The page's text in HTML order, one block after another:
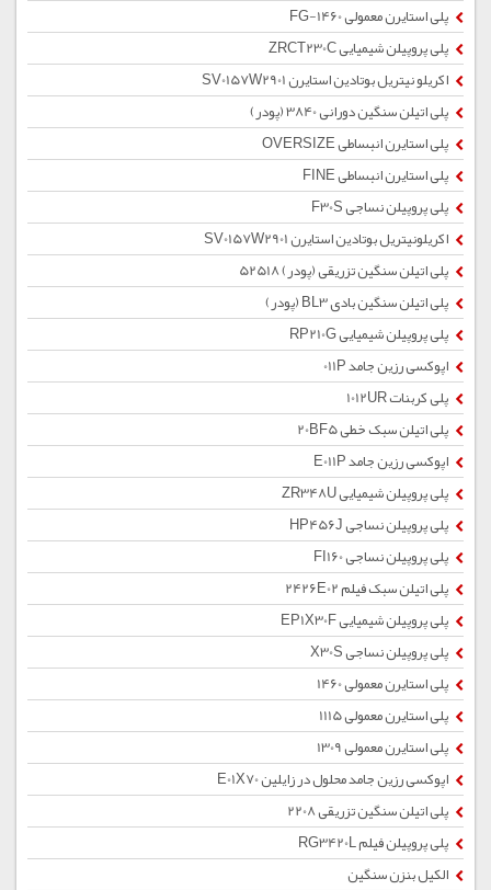
پلی استایرن معمولی 1460-FG
پلی پروپیلن شیمیایی ZRCT230C
اکریلو نیتریل بوتادین استایرن SV0157W2901
پلی اتیلن سنگین دورانی 3840 (پودر)
پلی استایرن انبساطی OVERSIZE
پلی استایرن انبساطی FINE
پلی پروپیلن نساجی F30S
اکریلونیتریل بوتادین استایرن SV0157W2901
پلی اتیلن سنگین تزریقی (پودر) 52518
پلی اتیلن سنگین بادی BL3 (پودر)
پلی پروپیلن شیمیایی RP210G
اپوکسی رزین جامد 011P
پلی کربنات 1012UR
پلی اتیلن سبک خطی 20BF5
اپوکسی رزین جامد E011P
پلی پروپیلن شیمیایی ZR348U
پلی پروپیلن نساجی HP456J
پلی پروپیلن نساجی FI160
پلی اتیلن سبک فیلم 2426E02
پلی پروپیلن شیمیایی EP1X30F
پلی پروپیلن نساجی X30S
پلی استایرن معمولی 1460
پلی استایرن معمولی 1115
پلی استایرن معمولی 1309
اپوکسی رزین جامد محلول در زایلین E01X70
پلی اتیلن سنگین تزریقی 2208
پلی پروپیلن فیلم RG3420L
الکیل بنزن سنگین